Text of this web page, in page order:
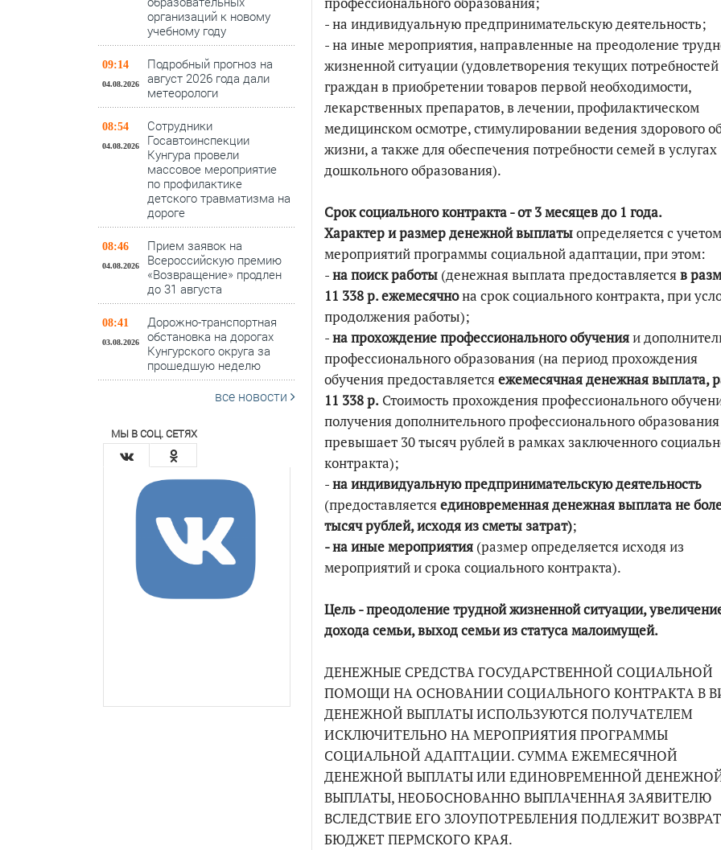
организаций к новому
учебному году
09:14
04.08.2026
Подробный прогноз на
август 2026 года дали
метеорологи
08:54
04.08.2026
Сотрудники
Госавтоинспекции
Кунгура провели
массовое мероприятие
по профилактике
детского травматизма на
дороге
08:46
04.08.2026
Прием заявок на
Всероссийскую премию
«Возвращение» продлен
до 31 августа
08:41
03.08.2026
Дорожно-транспортная
обстановка на дорогах
Кунгурского округа за
прошедшую неделю
все новости
МЫ В СОЦ. СЕТЯХ
- на индивидуальную предпринимательскую деятельность;
- на иные мероприятия, направленные на преодоление
жизненной ситуации (удовлетворения текущих потребностей
граждан в приобретении товаров первой необходимости,
лекарственных препаратов, в лечении, профилактическом
медицинском осмотре, стимулировании ведения здорового
жизни, а также для обеспечения потребности семей в услугах
дошкольного образования).
Срок социального контракта - от 3 месяцев до 1 года.
Характер и размер денежной выплатыопределяется с учетом
мероприятий программы социальной адаптации, при этом:
-на поиск работы (денежная выплата предоставляетсяв
11 338 р. ежемесячнона срок социального контракта, при
продолжения работы);
-на прохождение профессионального обученияи
профессионального образования (на период прохождения
обучения предоставляетсяежемесячная денежная выплата,
11 338 р. Стоимость прохождения профессионального
получения дополнительного профессионального
превышает 30 тысяч рублей в рамках заключенного
контракта);
-на индивидуальную предпринимательскую деятельность
(предоставляетсяединовременная денежная выплатане
тысяч рублей, исходя из сметы затрат);
- на иные мероприятия (размер определяется исходя из
мероприятий и срока социального контракта).
Цель - преодоление трудной жизненной ситуации,
дохода семьи, выход семьи из статуса малоимущей.
ДЕНЕЖНЫЕ СРЕДСТВА ГОСУДАРСТВЕННОЙ СОЦИАЛЬНОЙ
ПОМОЩИ НА ОСНОВАНИИ СОЦИАЛЬНОГО КОНТРАКТА В
ДЕНЕЖНОЙ ВЫПЛАТЫ ИСПОЛЬЗУЮТСЯ ПОЛУЧАТЕЛЕМ
ИСКЛЮЧИТЕЛЬНО НА МЕРОПРИЯТИЯ ПРОГРАММЫ
СОЦИАЛЬНОЙ АДАПТАЦИИ. СУММА ЕЖЕМЕСЯЧНОЙ
ДЕНЕЖНОЙ ВЫПЛАТЫ ИЛИ ЕДИНОВРЕМЕННОЙ
ВЫПЛАТЫ, НЕОБОСНОВАННО ВЫПЛАЧЕННАЯ ЗАЯВИТЕЛЮ
ВСЛЕДСТВИЕ ЕГО ЗЛОУПОТРЕБЛЕНИЯ ПОДЛЕЖИТ
БЮДЖЕТ ПЕРМСКОГО КРАЯ.